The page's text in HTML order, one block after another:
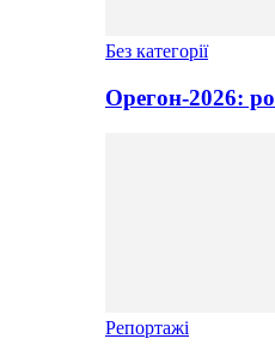
Без категорії
Орегон-2026:
Репортажі